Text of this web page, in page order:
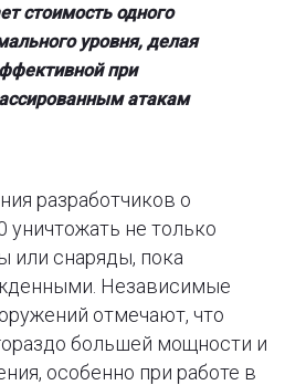
стоимость одного
уровня, делая
при
атакам
разработчиков о
уничтожать не только
или снаряды, пока
Независимые
отмечают, что
большей мощности и
особенно при работе в